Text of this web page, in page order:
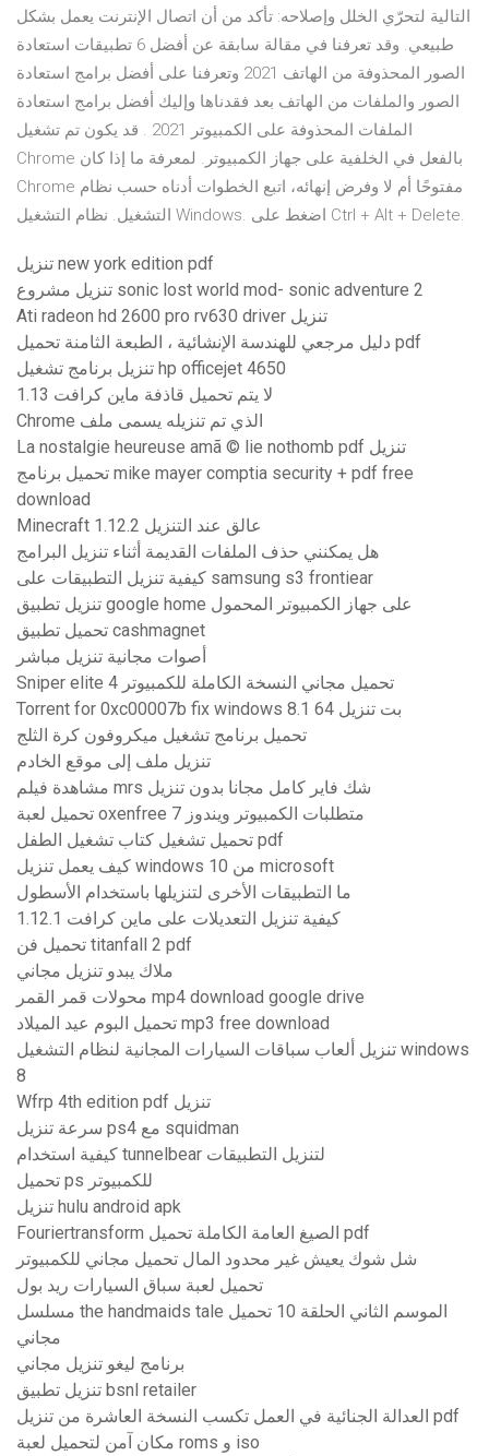
التالية لتحرّي الخلل وإصلاحه: تأكد من أن اتصال الإنترنت يعمل بشكل
طبيعي. وقد تعرفنا في مقالة سابقة عن أفضل 6 تطبيقات استعادة
الصور المحذوفة من الهاتف 2021 وتعرفنا على أفضل برامج استعادة
الصور والملفات من الهاتف بعد فقدناها وإليك أفضل برامج استعادة
الملفات المحذوفة على الكمبيوتر 2021 . قد يكون تم تشغيل
Chrome بالفعل في الخلفية على جهاز الكمبيوتر. لمعرفة ما إذا كان
Chrome مفتوحًا أم لا وفرض إنهائه، اتبع الخطوات أدناه حسب نظام
التشغيل. نظام التشغيل Windows. اضغط على Ctrl + Alt + Delete.
تنزيل new york edition pdf
تنزيل مشروع sonic lost world mod- sonic adventure 2
Ati radeon hd 2600 pro rv630 driver تنزيل
دليل مرجعي للهندسة الإنشائية ، الطبعة الثامنة تحميل pdf
تنزيل برنامج تشغيل hp officejet 4650
لا يتم تحميل قاذفة ماين كرافت 1.13
Chrome الذي تم تنزيله يسمى ملف
La nostalgie heureuse amã © lie nothomb pdf تنزيل
تحميل برنامج mike mayer comptia security + pdf free
download
Minecraft 1.12.2 عالق عند التنزيل
هل يمكنني حذف الملفات القديمة أثناء تنزيل البرامج
كيفية تنزيل التطبيقات على samsung s3 frontiear
تنزيل تطبيق google home على جهاز الكمبيوتر المحمول
تحميل تطبيق cashmagnet
أصوات مجانية تنزيل مباشر
Sniper elite 4 تحميل مجاني النسخة الكاملة للكمبيوتر
Torrent for 0xc00007b fix windows 8.1 64 بت تنزيل
تحميل برنامج تشغيل ميكروفون كرة الثلج
تنزيل ملف إلى موقع الخادم
مشاهدة فيلم mrs شك فاير كامل مجانا بدون تنزيل
تحميل لعبة oxenfree متطلبات الكمبيوتر ويندوز 7
تحميل تشغيل كتاب تشغيل الطفل pdf
كيف يعمل تنزيل windows 10 من microsoft
ما التطبيقات الأخرى لتنزيلها باستخدام الأسطول
كيفية تنزيل التعديلات على ماين كرافت 1.12.1
تحميل فن titanfall 2 pdf
ملاك يبدو تنزيل مجاني
محولات قمر القمر mp4 download google drive
تحميل البوم عيد الميلاد mp3 free download
تنزيل ألعاب سباقات السيارات المجانية لنظام التشغيل windows
8
Wfrp 4th edition pdf تنزيل
سرعة تنزيل ps4 مع squidman
كيفية استخدام tunnelbear لتنزيل التطبيقات
تحميل ps للكمبيوتر
تنزيل hulu android apk
Fouriertransform الصيغ العامة الكاملة تحميل pdf
شل شوك يعيش غير محدود المال تحميل مجاني للكمبيوتر
تحميل لعبة سباق السيارات ريد بول
مسلسل the handmaids tale الموسم الثاني الحلقة 10 تحميل
مجاني
برنامج ليغو تنزيل مجاني
تنزيل تطبيق bsnl retailer
العدالة الجنائية في العمل تكسب النسخة العاشرة من تنزيل pdf
مكان آمن لتحميل لعبة roms و iso